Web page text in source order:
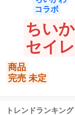
ちい
セイ
商品
完売 未定
コラボ
トレンドランキング